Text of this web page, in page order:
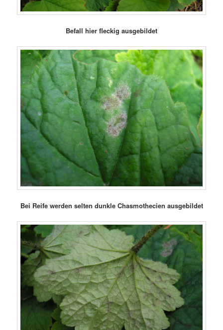
Befall hier fleckig ausgebildet
Bei Reife werden selten dunkle Chasmothecien ausgebildet